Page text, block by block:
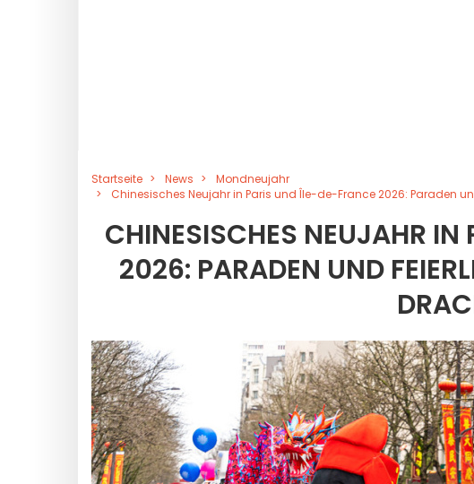
Startseite News
Mondneujahr
Chinesisches Neujahr in Paris und Île-de-France 2026: Paraden
CHINESISCHES NEUJAHR
2026: PARADEN UND